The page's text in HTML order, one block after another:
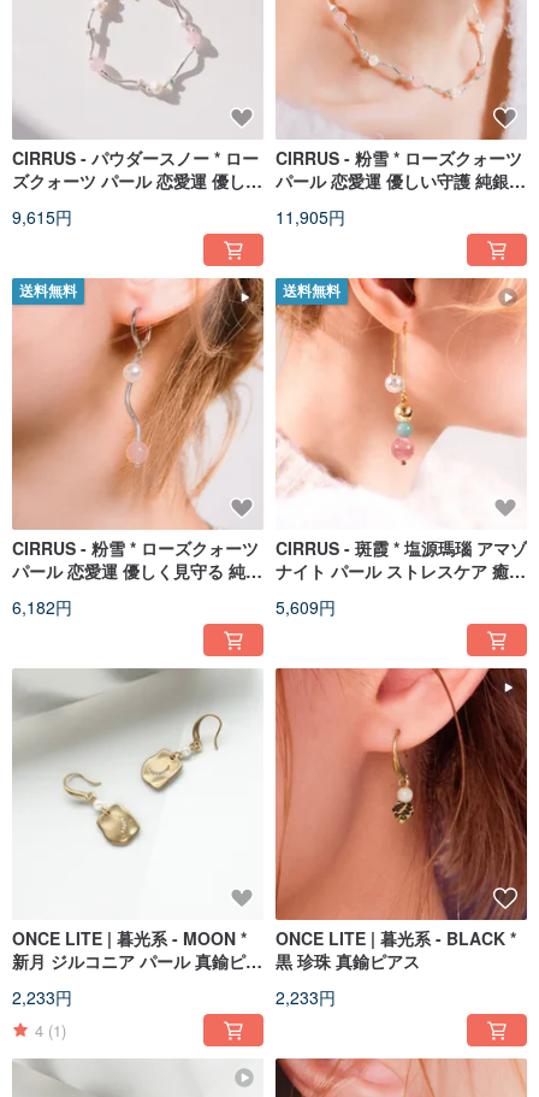
CIRRUS - パウダースノー * ロー
ズクォーツ パール 恋愛運 優しく
9,615円
CIRRUS - 粉雪 * ローズクォーツ
パール 恋愛運 優しい守護 純銀
11,905円
送料無料
CIRRUS - 粉雪 * ローズクォーツ
パール 恋愛運 優しく見守る 純銀
6,182円
送料無料
CIRRUS - 斑霞 * 塩源瑪瑙 アマゾ
ナイト パール ストレスケア 癒し
5,609円
ONCE LITE | 暮光系 - MOON *
新月 ジルコニア パール 真鍮ピア
2,233円
4 (1)
ONCE LITE | 暮光系 - BLACK *
黒 珍珠 真鍮ピアス
2,233円